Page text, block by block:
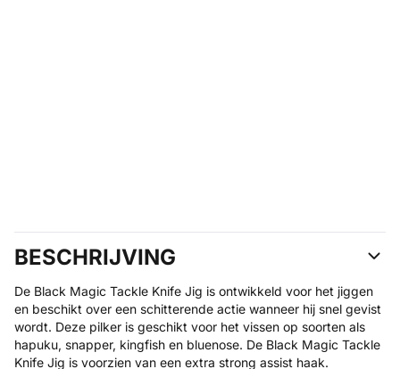
BESCHRIJVING
De Black Magic Tackle Knife Jig is ontwikkeld voor het jiggen
en beschikt over een schitterende actie wanneer hij snel gevist
wordt. Deze pilker is geschikt voor het vissen op soorten als
hapuku, snapper, kingfish en bluenose. De Black Magic Tackle
Knife Jig is voorzien van een extra strong assist haak.